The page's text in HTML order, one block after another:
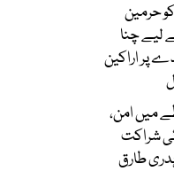
کو حرمین
لیے چنا
پر اراکین
میں امن،
شراکت
طارق